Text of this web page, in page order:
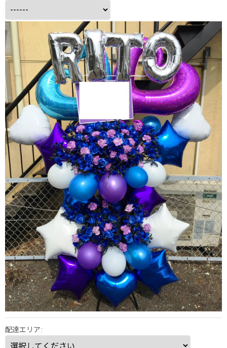
配達エリア: